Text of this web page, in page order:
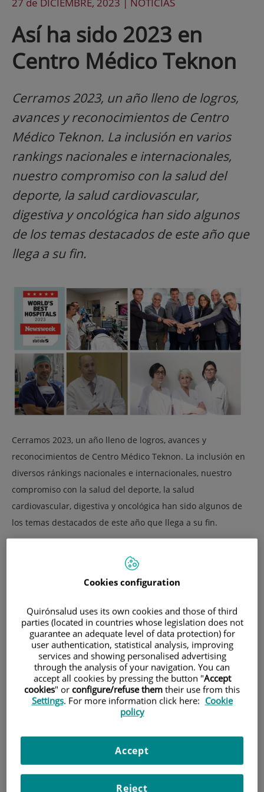
Así ha sido 2023 en
Centro Médico Teknon
Cerramos 2023, un año lleno de logros,
avances y reconocimientos de Centro
Médico Teknon. La inclusión en varios
rankings nacionales e internacionales,
nuestro compromiso con la salud del
deporte, la salud cardiovascular,
digestiva y oncológica han sido algunos
de los temas destacados de este año que
llega a su fin.
Cerramos 2023, un año lleno de logros, avances y
reconocimientos de Centro Médico Teknon. La inclusión en
diversos ránkings nacionales e internacionales, nuestro
compromiso con la salud del deporte, la salud
cardiovascular, digestiva y oncológica han sido algunos de
los temas destacados de este año que llega a su fin.
implicación y la excelencia de todos y cada uno de los
profesionales que trabajan en este centro puntero en la
pacientes a quienes queremos dar las gracias por confiar en
Centro Médico Teknon.
Un año de reconocimientos
2023 ha sido un año excepcional para Centro Médico
Teknon y su equipo de profesionales de la salud, marcado
por diversos reconocimientos nacionales e internacionales.
Esta institución líder en el ámbito médico ha continuado
destacándose por su compromiso con la excelencia en la
Cookies configuration
Quirónsalud uses its own cookies and those of third
parties (located in countries whose legislation does not
guarantee an adequate level of data protection) for
user authentication, statistical analysis, improving
services and showing personalised advertising
through the analysis of your navigation. You can
accept all cookies by pressing the button "Accept
cookies" or configure/refuse them their use from this
Settings. For more information click here: Cookie
policy
Reject
Accept